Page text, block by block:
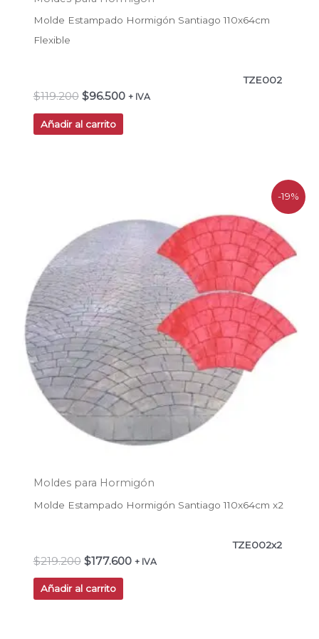
Molde Estampado Hormigón Santiago 110x64cm
Flexible
TZE002
$119.200 $96.500 + IVA
Añadir al carrito
-19%
Moldes para Hormigón
Molde Estampado Hormigón Santiago 110x64cm x2
TZE002x2
$219.200
original
era:
$219.200.
$177.600
actual
$177.600.
+ IVA
Añadir al carrito